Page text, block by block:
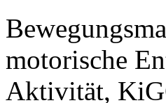
motorische
Aktivität,